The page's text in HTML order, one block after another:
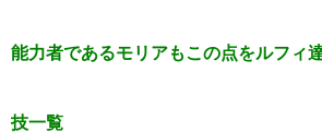
能力者であるモリアもこの点をルフィ
技一覧